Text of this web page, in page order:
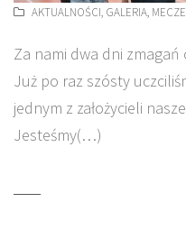
AKTUALNOŚCI, GALERIA, MECZE
Za nami dwa dni
Już po raz szósty
jednym z założycieli
Jesteśmy(…)